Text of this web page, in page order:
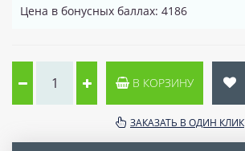
Цена в бонусных баллах: 4186
В КОРЗИНУ
ЗАКАЗАТЬ В ОДИН КЛИК